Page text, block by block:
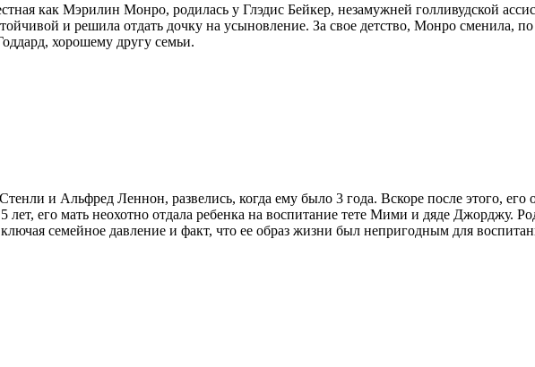
как Мэрилин Монро, родилась у Глэдис Бейкер, незамужней голливудской
и решила отдать дочку на усыновление. За свое детство, Монро сменила,
хорошему другу семьи.
и Альфред Леннон, развелись, когда ему было 3 года. Вскоре после этого, его
его мать неохотно отдала ребенка на воспитание тете Мими и дяде Джорджу.
семейное давление и факт, что ее образ жизни был непригодным для